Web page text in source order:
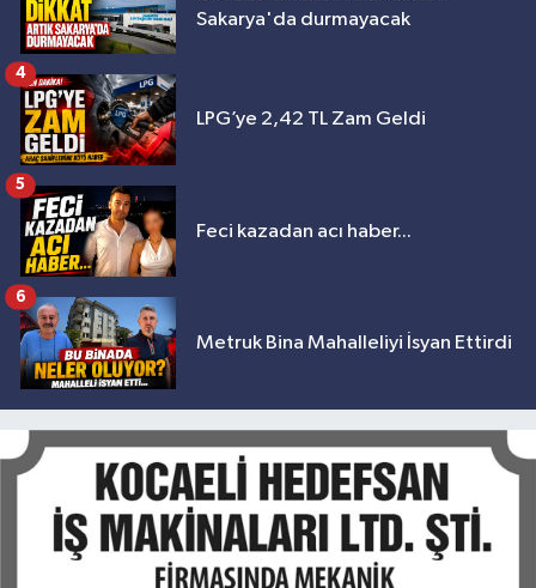
Sakarya'da durmayacak
LPG’ye 2,42 TL Zam Geldi
4
Feci kazadan acı haber...
5
Metruk Bina Mahalleliyi İsyan Ettirdi
6